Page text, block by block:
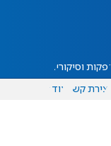
הפקות וסיקורים
יצירת קשר עוד